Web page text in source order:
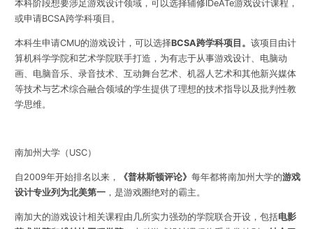
本科阶段想要涉足游戏设计领域，可以选择辅修IDeATe游戏设计课程，
或申请BCSA跨学科项目。
本科生申请CMU的游戏设计，可以选择BCSA跨学科项目。 该项目由计
算机科学学院和艺术学院联手打造，为有志于从事游戏设计、电脑动
画、电脑音乐、录音技术、互动舞台艺术、机器人艺术和其他新兴媒体
等技术与艺术综合融合领域的学生提供了理想的技术指导以及批判性教
学思维。
南加州大学（USC）
自2009年开始排名以来， 《普林斯顿评论》 每年都将南加州大学的游戏
设计专业列为北美第一，是游戏圈绝对的霸主。
南加大的游戏设计相关课程由几所实力强劲的学院联合开设，包括电影